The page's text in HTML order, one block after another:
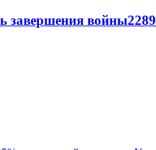
завершения войны2289